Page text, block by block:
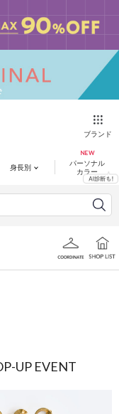
ブランド
身長別
パーソナル
カラー
UP EVENT